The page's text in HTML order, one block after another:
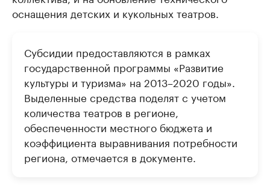
оснащения детских и кукольных театров.
Субсидии предоставляются в рамках
государственной программы «Развитие
культуры и туризма» на 2013–2020 годы».
Выделенные средства поделят с учетом
количества театров в регионе,
обеспеченности местного бюджета и
коэффициента выравнивания потребности
региона, отмечается в документе.